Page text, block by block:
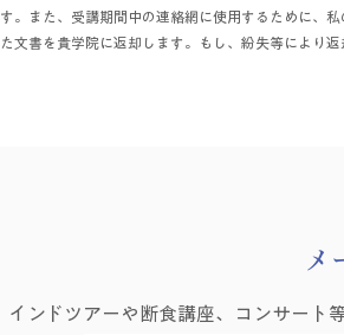
す。また、受講期間中の連絡網に使用するために、
た文書を貴学院に返却します。もし、紛失等により
メ
インドツアーや断食講座、コンサート